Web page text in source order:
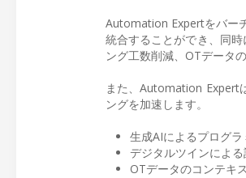
Automation Expertをバー
統合することができ、同
ング工数削減、OTデータ
また、Automation Expert
ングを加速します。
生成AIによるプログ
デジタルツインによ
OTデータのコンテキ